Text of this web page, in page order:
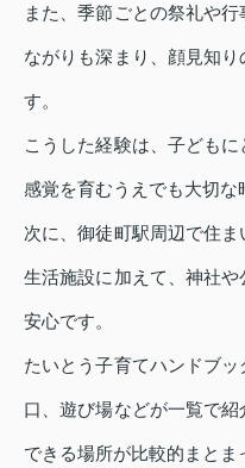
また、季節ごとの祭礼や
ながりも深まり、顔見知
す。
こうした経験は、子ども
感覚を育むうえでも大切な
次に、御徒町駅周辺で住
生活施設に加えて、神社
安心です。
たいとう子育てハンドブ
口、遊び場などが一覧で
できる場所が比較的まとま